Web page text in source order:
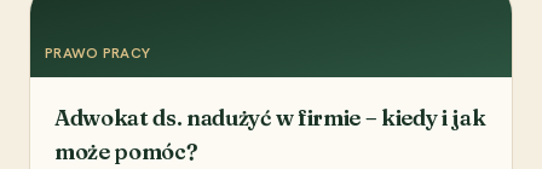
PRAWO PRACY
Adwokat ds. nadużyć w firmie – kiedy i jak
może pomóc?